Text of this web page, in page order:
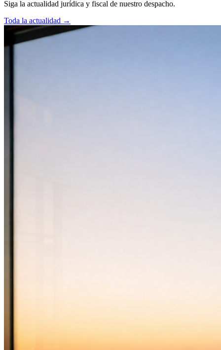
Siga la actualidad jurídica y fiscal de nuestro despacho.
Toda la actualidad →